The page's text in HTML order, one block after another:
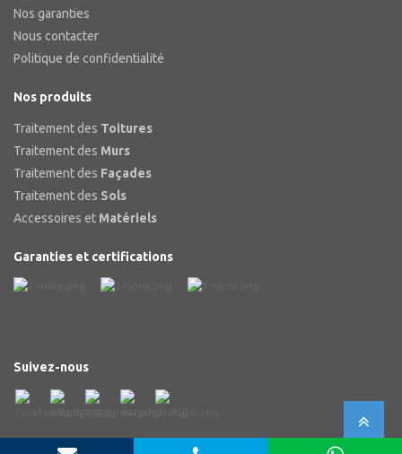
Nos garanties
Nous contacter
Politique de confidentialité
Nos produits
Traitement des Toitures
Traitement des Murs
Traitement des Façades
Traitement des Sols
Accessoires et Matériels
Garanties et certifications
Suivez-nous